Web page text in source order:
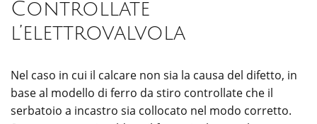
Controllate
l’elettrovalvola
Nel caso in cui il calcare non sia la causa del difetto, in
base al modello di ferro da stiro controllate che il
serbatoio a incastro sia collocato nel modo corretto.